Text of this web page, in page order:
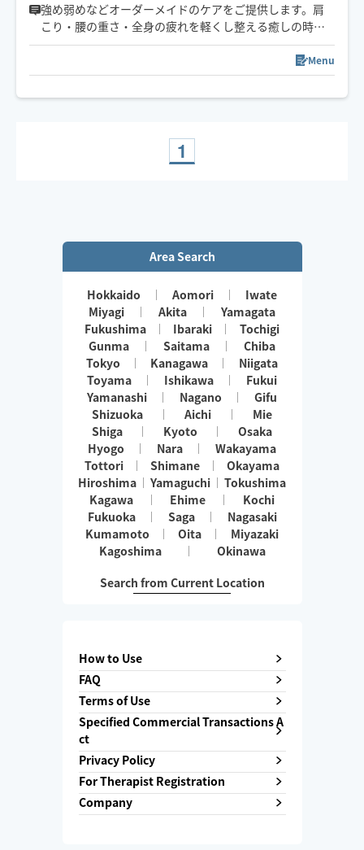
強め弱めなどオーダーメイドのケアをご提供します。肩
こり・腰の重さ・全身の疲れを軽くし整える癒しの時間
をお届けします。会社やご自宅には必要に応じてベッド
２０２５年１２月から２０２６年２月迄北海道ルスツに
てスキーヤーやスノーボーダーのケアをしていました！
Menu
1
Area Search
Hokkaido Aomori
Iwate
Miyagi
Akita
Yamagata
Fukushima
Ibaraki
Tochigi
Gunma
Saitama
Chiba
Tokyo
Kanagawa
Niigata
Toyama
Ishikawa
Fukui
Yamanashi
Nagano
Gifu
Shizuoka
Aichi
Mie
Shiga
Kyoto
Osaka
Hyogo
Nara
Wakayama
Tottori
Shimane
Okayama
Hiroshima
Yamaguchi
Tokushima
Kagawa
Ehime
Kochi
Fukuoka
Saga
Nagasaki
Kumamoto
Oita
Miyazaki
Kagoshima
Okinawa
Search from Current Location
How to Use
FAQ
Terms of Use
Specified Commercial Transactions A
ct
Privacy Policy
For Therapist Registration
Company